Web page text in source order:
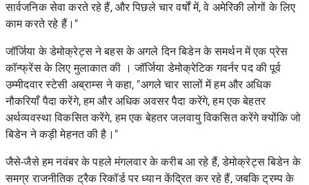
सार्वजनिक सेवा करते रहे हैं, और पिछले चार वर्षों में, वे अमेरिकी लोगों के लिए
काम करते रहे हैं।"
जॉर्जिया के डेमोक्रेट्स ने बहस के अगले दिन बिडेन के समर्थन में एकप्रेस
कॉन्फ्रेंसके लिए मुलाकात की । जॉर्जिया डेमोक्रेटिक गवर्नर पद की पूर्व
उम्मीदवार स्टेसी अब्राम्स ने कहा, "अगले चार सालों में हम और अधिक
नौकरियाँ पैदा करेंगे, हम और अधिक अवसर पैदा करेंगे, हम एक बेहतर
अर्थव्यवस्था विकसित करेंगे, हम एक बेहतर जलवायु विकसित करेंगे क्योंकि जो
बिडेन ने कड़ी मेहनत की है।"
जैसे-जैसे हम नवंबर के पहले मंगलवार के करीब आ रहे हैं, डेमोक्रेट्स बिडेन के
समग्र राजनीतिक ट्रैक रिकॉर्ड पर ध्यान केंद्रित कर रहे हैं, जबकि ट्रम्प के